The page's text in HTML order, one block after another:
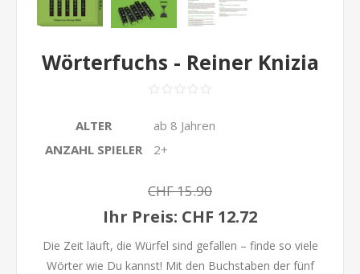
Wörterfuchs - Reiner Knizia
ALTER
ab 8 Jahren
ANZAHL SPIELER
2+
CHF 15.90
Ihr Preis: CHF 12.72
Die Zeit läuft, die Würfel sind gefallen – finde so viele
Wörter wie Du kannst! Mit den Buchstaben der fünf